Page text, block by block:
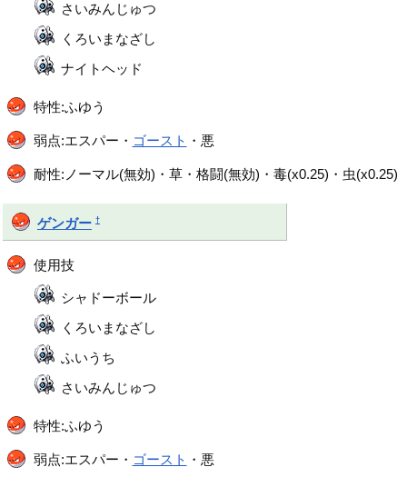
さいみんじゅつ
くろいまなざし
ナイトヘッド
特性:ふゆう
弱点:エスパー・ ゴースト ・悪
耐性:ノーマル(無効)・草・格闘(無効)・毒(x0.25)・虫(x0.25)
ゲンガー †
使用技
シャドーボール
くろいまなざし
ふいうち
さいみんじゅつ
特性:ふゆう
弱点:エスパー・ ゴースト ・悪